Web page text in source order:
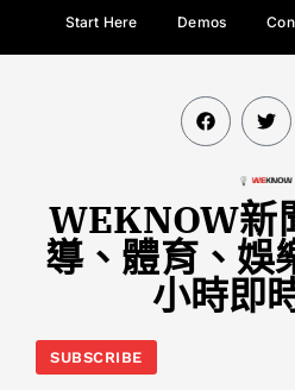
Start Here Demos
WEKNOW新
導、體育、娛
小時即
SUBSCRIBE